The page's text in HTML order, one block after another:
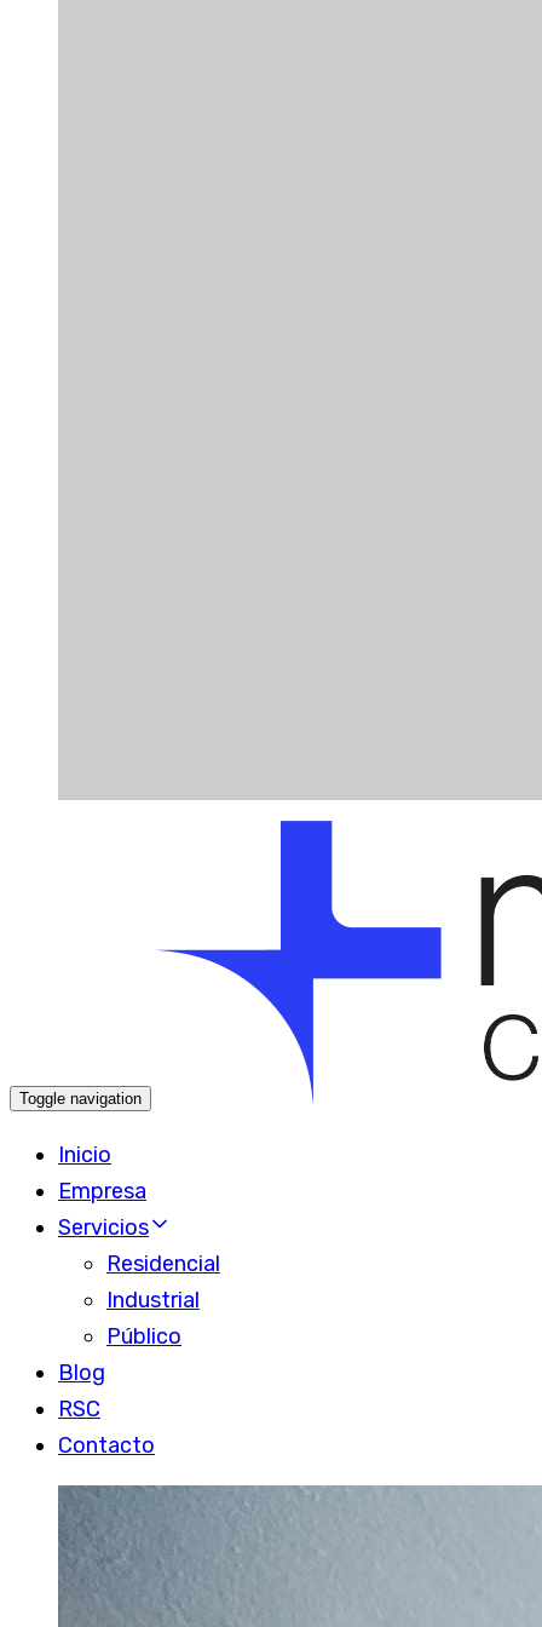
Toggle navigation
Inicio
Empresa
Servicios
Residencial
Industrial
Público
Blog
RSC
Contacto